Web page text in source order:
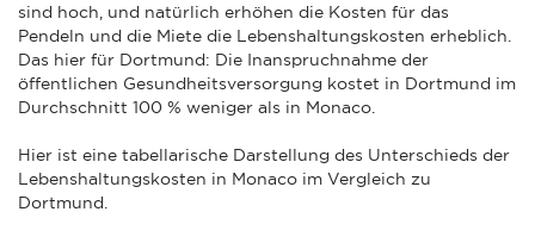
sind hoch, und natürlich erhöhen die Kosten für das
Pendeln und die Miete die Lebenshaltungskosten erheblich.
Das hier für Dortmund: Die Inanspruchnahme der
öffentlichen Gesundheitsversorgung kostet in Dortmund im
Durchschnitt 100 % weniger als in Monaco.
Hier ist eine tabellarische Darstellung des Unterschieds der
Lebenshaltungskosten in Monaco im Vergleich zu
Dortmund.